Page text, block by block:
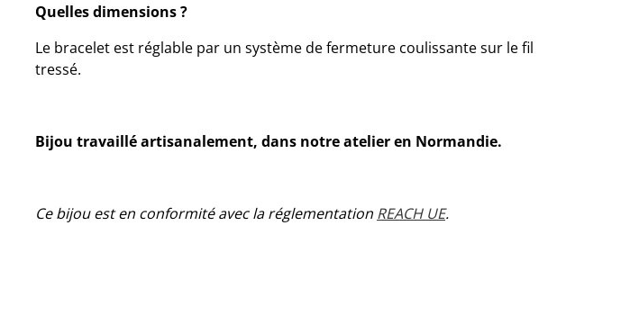
Quelles dimensions ?
Le bracelet est réglable par un système de fermeture coulissante sur le fil
tressé.
Bijou travaillé artisanalement, dans notre atelier en Normandie.
Ce bijou est en conformité avec la réglementation REACH UE.